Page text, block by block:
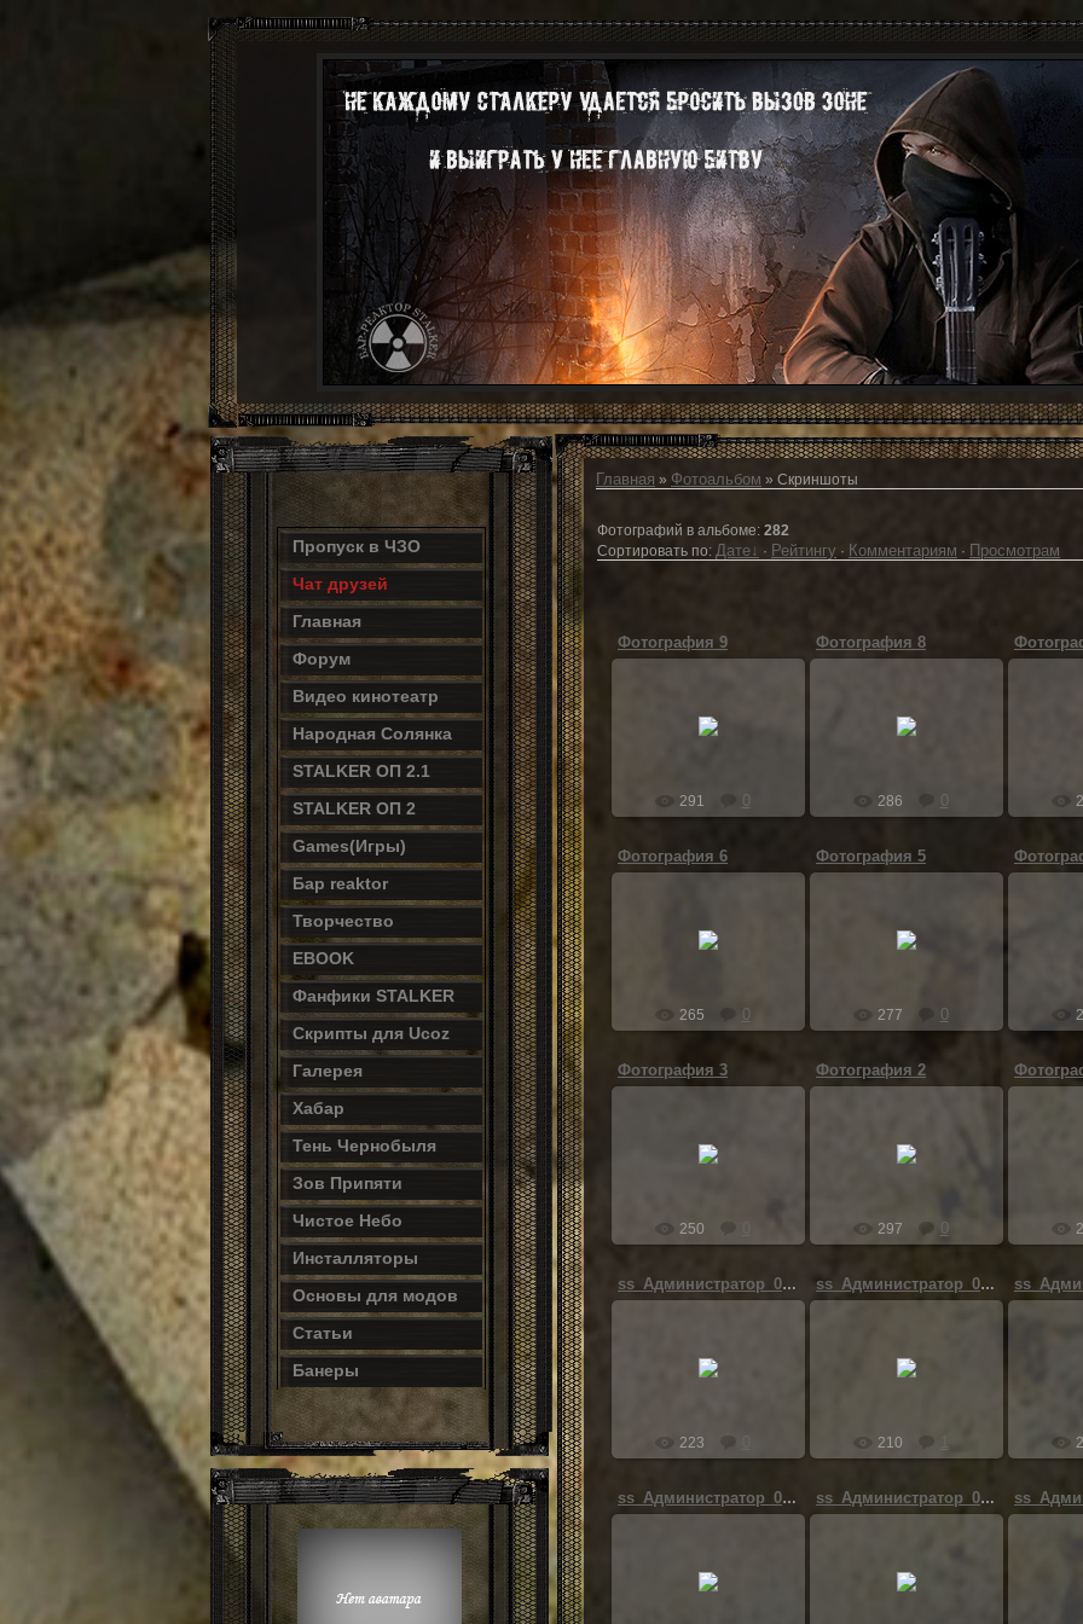
Пропуск в ЧЗО
Чат друзей
Главная
Форум
Видео кинотеатр
Народная Солянка
STALKER ОП 2.1
STALKER ОП 2
Games(Игры)
Бар reaktor
Творчество
EBOOK
Фанфики STALKER
Скрипты для Ucoz
Галерея
Хабар
Тень Чернобыля
Зов Припяти
Чистое Небо
Инсталляторы
Основы для модов
Статьи
Банеры
Главная » Фотоальбом » Скриншоты
Фотографий в альбоме: 282
Сортировать по: Дате · Рейтингу · Комментариям · Просмотрам
Фотография 9
291 0
Фотография 8
286 0
Фотография 6
265 0
Фотография 5
277 0
Фотография 3
250
Фотография 2
297 0
ss_Администратор_09-18-19_02-23-06_(zaton)
223
ss_Администратор_08-25-19_04-36-38_(zaton)
210 1
ss_Администратор_09-11-19_22-46-22_(zaton) ss_Администратор_08-05-19_06-42-09_(l01_escape)